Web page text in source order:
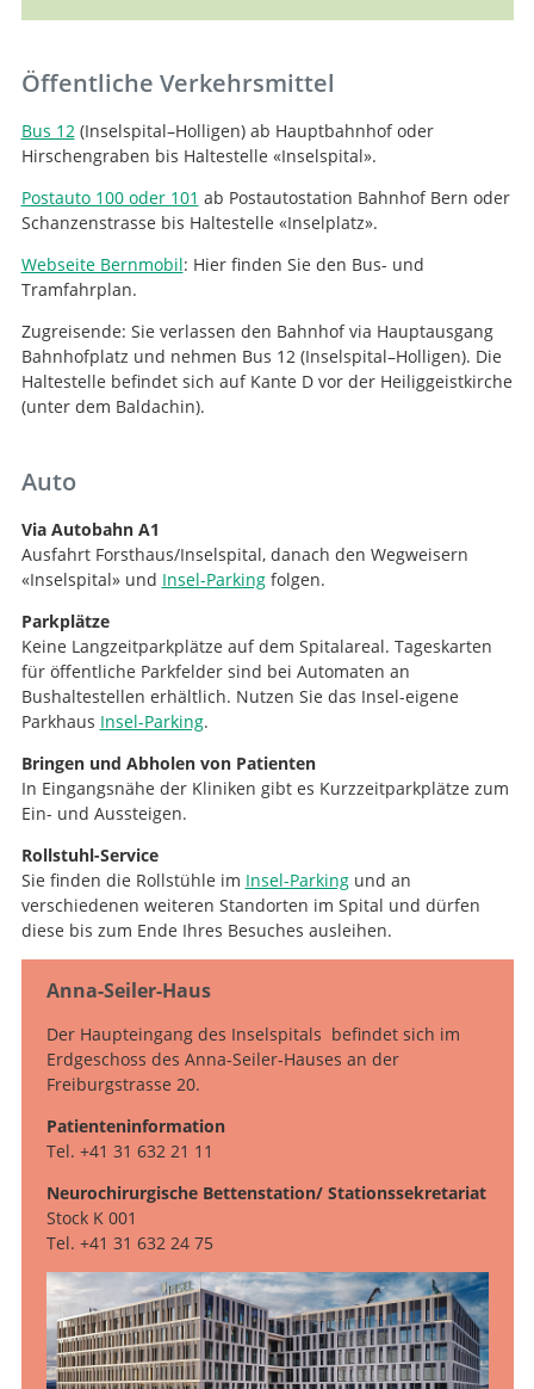
Öffentliche Verkehrsmittel
Bus 12(Inselspital–Holligen) ab Hauptbahnhof oder
Hirschengraben bis Haltestelle «Inselspital».
Postauto 100 oder 101 ab Postautostation Bahnhof Bern oder
Schanzenstrasse bis Haltestelle «Inselplatz».
Webseite Bernmobil: Hier finden Sie den Bus- und
Tramfahrplan.
Zugreisende: Sie verlassen den Bahnhof via Hauptausgang
Bahnhofplatz und nehmen Bus 12 (Inselspital–Holligen). Die
Haltestelle befindet sich auf Kante D vor der Heiliggeistkirche
(unter dem Baldachin).
Auto
Via Autobahn A1
Ausfahrt Forsthaus/Inselspital, danach den Wegweisern
«Inselspital» und Insel-Parkingfolgen.
Parkplätze
Keine Langzeitparkplätze auf dem Spitalareal. Tageskarten
für öffentliche Parkfelder sind bei Automaten an
Bushaltestellen erhältlich. Nutzen Sie das Insel-eigene
Parkhaus Insel-Parking.
Bringen und Abholen von Patienten
In Eingangsnähe der Kliniken gibt es Kurzzeitparkplätze zum
Ein- und Aussteigen.
Rollstuhl-Service
Sie finden die Rollstühle im Insel-Parkingund an
verschiedenen weiteren Standorten im Spital und dürfen
diese bis zum Ende Ihres Besuches ausleihen.
Anna-Seiler-Haus
Der Haupteingang des Inselspitals befindet sich im
Erdgeschoss des Anna-Seiler-Hauses an der
Freiburgstrasse 20.
Patienteninformation
Tel. +41 31 632 21 11
Neurochirurgische Bettenstation/ Stationssekretariat
Stock K 001
Tel. +41 31 632 24 75